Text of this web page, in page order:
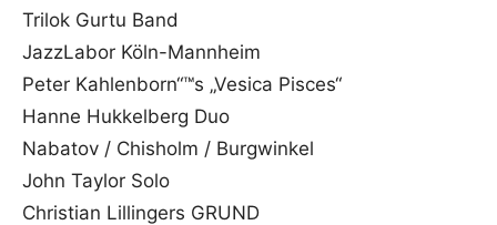
Trilok Gurtu Band
JazzLabor Köln-Mannheim
Peter Kahlenborn“™s „Vesica Pisces“
Hanne Hukkelberg Duo
Nabatov / Chisholm / Burgwinkel
John Taylor Solo
Christian Lillingers GRUND